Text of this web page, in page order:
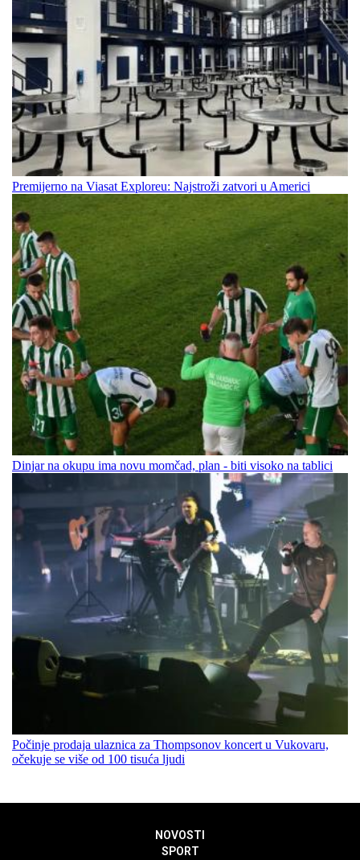
Premijerno na Viasat Exploreu: Najstroži zatvori u Americi
Dinjar na okupu ima novu momčad, plan - biti visoko na tablici
Počinje prodaja ulaznica za Thompsonov koncert u Vukovaru,
očekuje se više od 100 tisuća ljudi
NOVOSTI
SPORT